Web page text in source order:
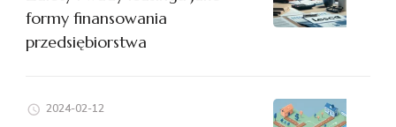
formy finansowania
przedsiębiorstwa
2024-02-12